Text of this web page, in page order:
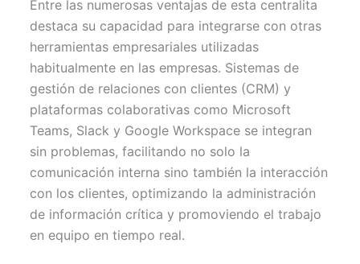
Entre las numerosas ventajas de esta centralita
destaca su capacidad para integrarse con otras
herramientas empresariales utilizadas
habitualmente en las empresas. Sistemas de
gestión de relaciones con clientes (CRM) y
plataformas colaborativas como Microsoft
Teams, Slack y Google Workspace se integran
sin problemas, facilitando no solo la
comunicación interna sino también la interacción
con los clientes, optimizando la administración
de información crítica y promoviendo el trabajo
en equipo en tiempo real.